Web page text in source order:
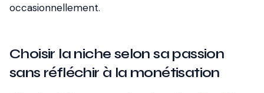
occasionnellement.
Choisir la niche selon sa passion
sans réfléchir à la monétisation